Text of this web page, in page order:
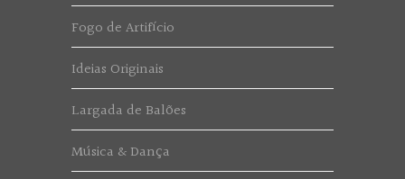
Fogo de Artifício
Ideias Originais
Largada de Balões
Música & Dança